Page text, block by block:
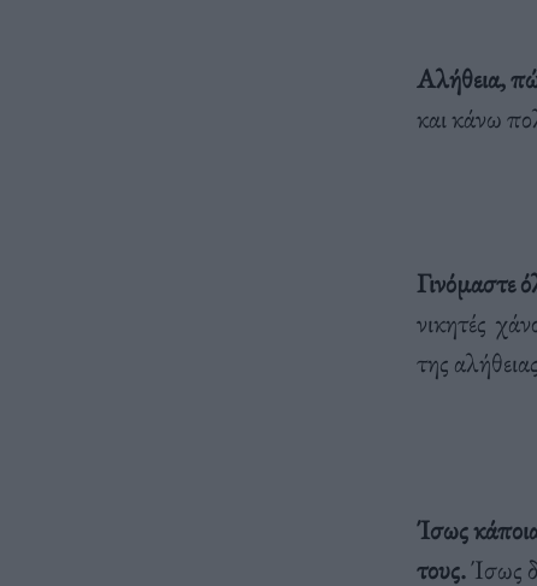
Αλήθεια,
και κάνω
Γινόμαστε
νικητές
της
Ίσως
τους.Ίσως